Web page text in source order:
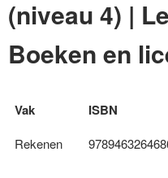
(niveau 4) |
Boeken en
Vak ISBN
Rekenen